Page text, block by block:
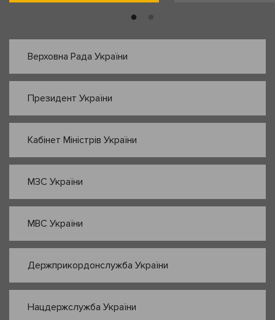
Верховна Рада України
Президент України
Кабінет Міністрів України
МЗС України
МВС України
Держприкордонслужба України
Нацдержслужба України